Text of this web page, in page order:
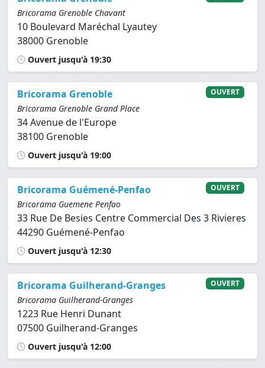
Bricorama Grenoble Chavant
10 Boulevard Maréchal Lyautey
38000 Grenoble
Ouvert jusqu'à 19:30
Bricorama Grenoble
Bricorama Grenoble Grand Place
34 Avenue de l'Europe
38100 Grenoble
OUVERT
Ouvert jusqu'à 19:00
Bricorama Guémené-Penfao
Bricorama Guemene Penfao
33 Rue De Besies Centre Commercial Des 3 Rivieres
44290 Guémené-Penfao
OUVERT
Ouvert jusqu'à 12:30
Bricorama Guilherand-Granges
Bricorama Guilherand-Granges
1223 Rue Henri Dunant
07500 Guilherand-Granges
OUVERT
Ouvert jusqu'à 12:00